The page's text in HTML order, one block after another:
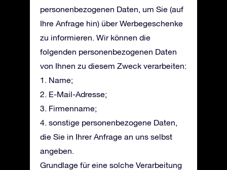
personenbezogenen Daten, um Sie (auf
Ihre Anfrage hin) über Werbegeschenke
zu informieren. Wir können die
folgenden personenbezogenen Daten
von Ihnen zu diesem Zweck verarbeiten:
1. Name;
2. E-Mail-Adresse;
3. Firmenname;
4. sonstige personenbezogene Daten,
die Sie in Ihrer Anfrage an uns selbst
angeben.
Grundlage für eine solche Verarbeitung